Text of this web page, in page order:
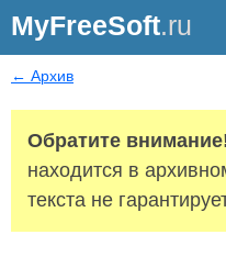
MyFreeSoft.ru
← Архив
Обратите
находится в
текста не